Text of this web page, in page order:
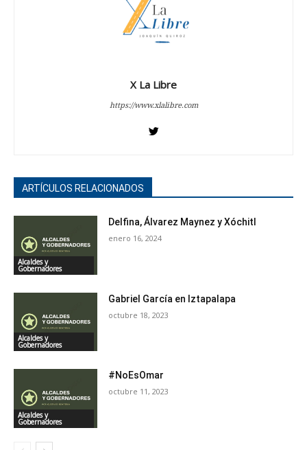
X La Libre
https://www.xlalibre.com
ARTÍCULOS RELACIONADOS
Alcaldes y
Gobernadores
Delfina, Álvarez Maynez y Xóchitl
enero 16, 2024
Alcaldes y
Gobernadores
Gabriel García en Iztapalapa
octubre 18, 2023
Alcaldes y
Gobernadores
#NoEsOmar
octubre 11, 2023